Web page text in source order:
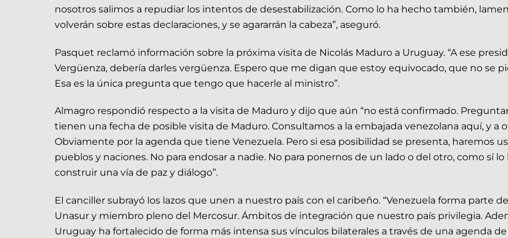
nosotros salimos a repudiar los intentos de desestabilización. Como lo ha hecho también,
volverán sobre estas declaraciones, y se agararrán la cabeza”, aseguró.
Pasquet reclamó información sobre la próxima visita de Nicolás Maduro a Uruguay. “A ese
Vergüenza, debería darles vergüenza. Espero que me digan que estoy equivocado, que no se
Esa es la única pregunta que tengo que hacerle al ministro”.
Almagro respondió respecto a la visita de Maduro y dijo que aún “no está confirmado.
tienen una fecha de posible visita de Maduro. Consultamos a la embajada venezolana aquí, y a
Obviamente por la agenda que tiene Venezuela. Pero si esa posibilidad se presenta, haremos
pueblos y naciones. No para endosar a nadie. No para ponernos de un lado o del otro, como sí
construir una vía de paz y diálogo”.
El canciller subrayó los lazos que unen a nuestro país con el caribeño. “Venezuela forma parte
Unasur y miembro pleno del Mercosur. Ámbitos de integración que nuestro país privilegia.
Uruguay ha fortalecido de forma más intensa sus vínculos bilaterales a través de una agenda